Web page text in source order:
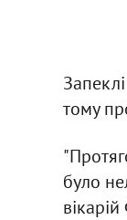
тому
було